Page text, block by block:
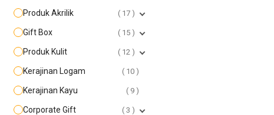
Produk Akrilik 17
Gift Box 15
Produk Kulit 12
Kerajinan Logam 10
Kerajinan Kayu 9
Corporate Gift 3